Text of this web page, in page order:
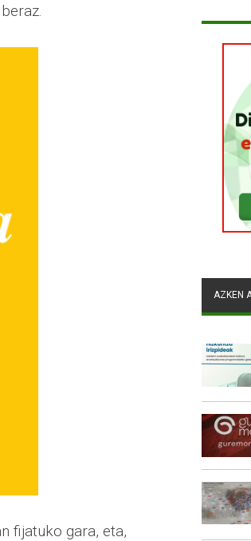
fijatuko gara, eta,
AZKEN